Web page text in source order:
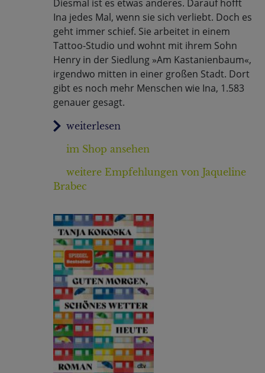
Diesmal ist es etwas anderes. Darauf hofft
Ina jedes Mal, wenn sie sich verliebt. Doch es
geht immer schief. Sie arbeitet in einem
Tattoo-Studio und wohnt mit ihrem Sohn
Henry in der Siedlung »Am Kastanienbaum«,
irgendwo mitten in einer großen Stadt. Dort
gibt es noch mehr Menschen wie Ina, 1.583
genauer gesagt.
im Shop ansehen
weitere Empfehlungen von Jaqueline
Brabec